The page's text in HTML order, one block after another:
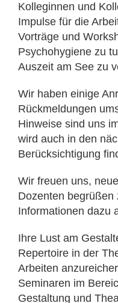
Kolleginnen und
Impulse für die
Vorträge und
Psychohygiene zu
Auszeit am See zu
Wir haben einige
Rückmeldungen
Hinweise sind uns
wird auch in den
Berücksichtigung
Wir freuen uns,
Dozenten begrüßen
Informationen dazu
Ihre Lust am
Repertoire in der
Arbeiten
Seminaren im
Gestaltung und